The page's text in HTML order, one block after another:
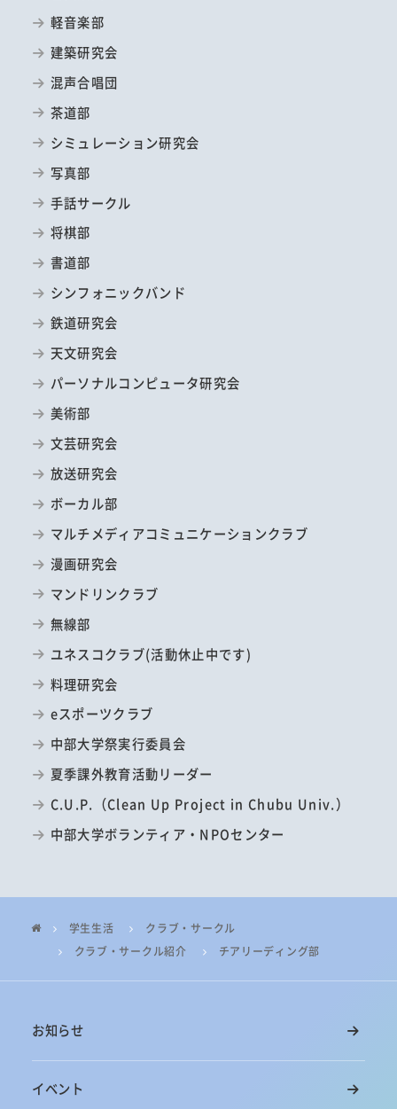
軽音楽部
建築研究会
混声合唱団
茶道部
シミュレーション研究会
写真部
手話サークル
将棋部
書道部
シンフォニックバンド
鉄道研究会
天文研究会
パーソナルコンピュータ研究会
美術部
文芸研究会
放送研究会
ボーカル部
マルチメディアコミュニケーションクラブ
漫画研究会
マンドリンクラブ
無線部
ユネスコクラブ(活動休止中です)
料理研究会
eスポーツクラブ
中部大学祭実行委員会
夏季課外教育活動リーダー
C.U.P.（Clean Up Project in Chubu Univ.）
中部大学ボランティア・NPOセンター
学生生活
クラブ・サークル
クラブ・サークル紹介
チアリーディング部
お知らせ
イベント